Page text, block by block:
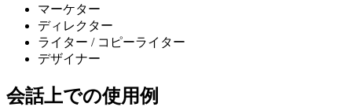
マーケター
ディレクター
ライター / コピーライター
デザイナー
会話上での使用例